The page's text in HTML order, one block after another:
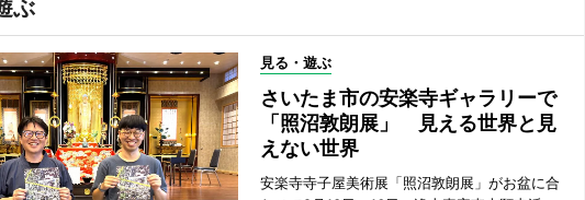
ぶ
見る・遊ぶ
さいたま市の安楽寺ギャラリーで
「照沼敦朗展」 見える世界と見
えない世界
安楽寺寺子屋美術展「照沼敦朗展」がお盆に合